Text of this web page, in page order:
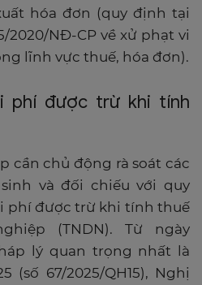
hóa đơn (quy định tại
2020/NĐ-CP về xử phạt vi
lĩnh vực thuế, hóa đơn).
phí được trừ khi tính
cần chủ động rà soát các
và đối chiếu với quy
phí được trừ khi tính thuế
(TNDN). Từ ngày
lý quan trọng nhất là
(số 67/2025/QH15), Nghị